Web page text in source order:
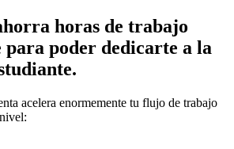
horas de trabajo
poder dedicarte a la
acelera enormemente tu flujo de trabajo